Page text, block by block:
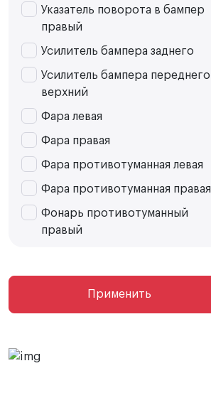
Указатель поворота в бампер
правый
Усилитель бампера заднего
Усилитель бампера переднего
верхний
Фара левая
Фара правая
Фара противотуманная левая
Фара противотуманная правая
Фонарь противотуманный
правый
Применить